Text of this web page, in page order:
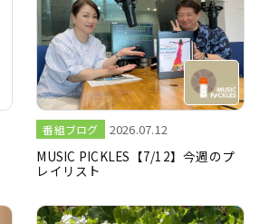
番組ブログ 2026.07.12
MUSIC PICKLES【7/12】今週のプ
レイリスト